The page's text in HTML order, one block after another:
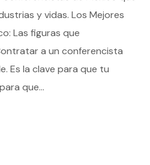
y vidas. Los Mejores
Las figuras que
a un conferencista
Es la clave para que tu
que...